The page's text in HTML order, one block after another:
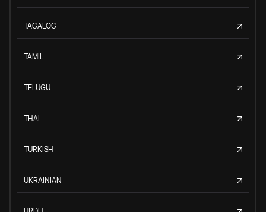
TAGALOG
TAMIL
TELUGU
THAI
TURKISH
UKRAINIAN